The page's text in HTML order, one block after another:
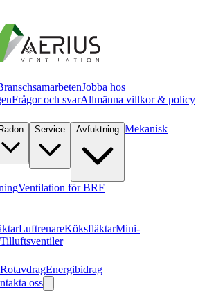
Jobba hos
Frågor och svarAllmänna villkor & policy
Radon Service Avfuktning Mekanisk
Ventilation för BRF
LuftrenareKöksfläktarMini-
Tilluftsventiler
RotavdragEnergibidrag
oss